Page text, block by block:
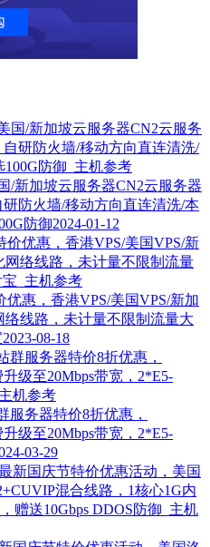
/新加坡云服务器CN2云服务器
防火墙/移动方向直连清洗/本
防御2024-01-12
优惠，香港VPS/美国VPS/新加
线路，未计量不限制流量大
2023-08-18
服务器特价8折优惠，
级至20Mbps带宽，2*E5-
03-29